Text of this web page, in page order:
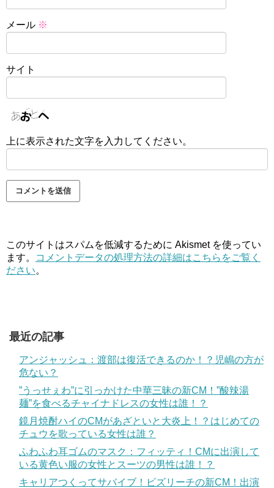
メール ※
サイト
上に表示された文字を入力してください。
このサイトはスパムを低減するために Akismet を使ってい
ます。
コメントデータの処理方法の詳細はこちらをご覧く
ださい。
最近の記事
アンジャッシュ：渡部は復活できるのか！？児嶋の方が
危ない？
”うっせぇわ”に引っかけた中華三昧の新CM！”酸辣湯
麺”を食べるチャイナドレスの女性は誰！？
鏡月焼酎ハイのCMがあざといと大炎上！？はじめての
チュウを歌っている女性は誰？
ふわふわ耳ゴムのマスク：フィッティ！CMに出演して
いる黄色い服の女性とスーツの男性は誰！？
キャリアつくってサバイブ！ビズリーチの新CM！出演